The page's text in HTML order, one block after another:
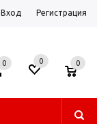
Вход Регистрация
0 0 0